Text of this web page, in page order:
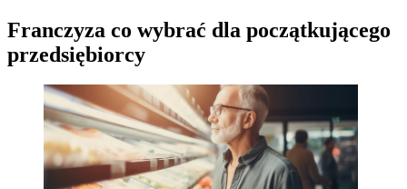
Franczyza co wybrać dla początkującego
przedsiębiorcy